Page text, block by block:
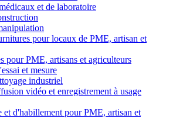
et de laboratoire
pour locaux de PME, artisan et
pour PME, artisans et agriculteurs
et mesure
industriel
vidéo et enregistrement à usage
et d'habillement pour PME, artisan et